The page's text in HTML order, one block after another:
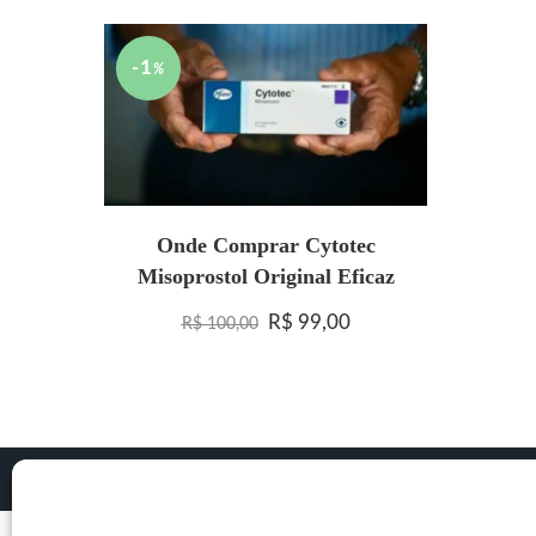
-1 %
Onde Comprar Cytotec
Misoprostol Original Eficaz
R$100,00 O preço original era: R$
R$ 99,00O preço atual é: R$